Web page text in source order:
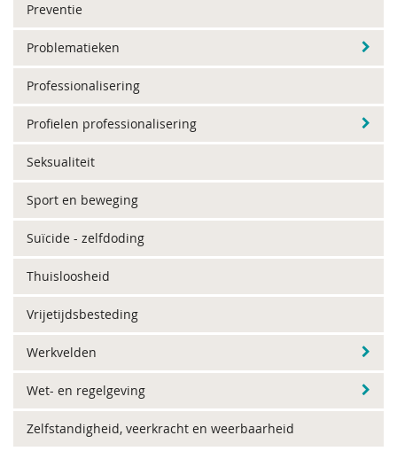
Preventie
Problematieken
Professionalisering
Profielen professionalisering
Seksualiteit
Sport en beweging
Suïcide - zelfdoding
Thuisloosheid
Vrijetijdsbesteding
Werkvelden
Wet- en regelgeving
Zelfstandigheid, veerkracht en weerbaarheid